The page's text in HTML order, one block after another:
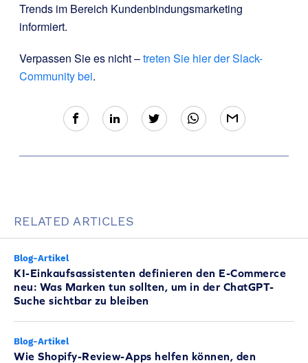
Trends im Bereich Kundenbindungsmarketing
informiert.
Verpassen Sie es nicht –treten Sie hier der Slack-
Community bei.
RELATED ARTICLES
Blog-Artikel
KI-Einkaufsassistenten definieren den E-Commerce
neu: Was Marken tun sollten, um in der ChatGPT-
Suche sichtbar zu bleiben
Blog-Artikel
Wie Shopify-Review-Apps helfen können, den